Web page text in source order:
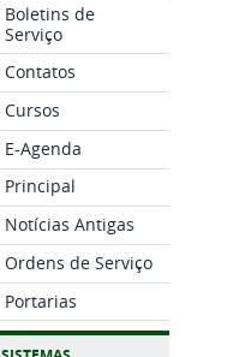
Boletins de
Serviço
Contatos
Cursos
E-Agenda
Principal
Notícias Antigas
Ordens de Serviço
Portarias